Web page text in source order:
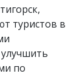
туристов в
по